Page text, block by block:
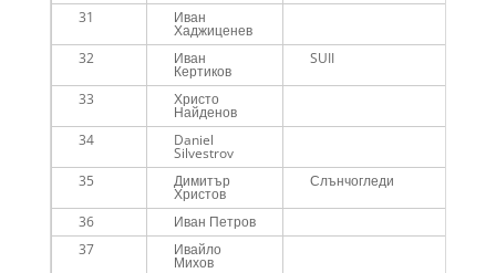
31 Иван
Хаджиценев
32
Иван
Кертиков
SUII
33 Христо
Найденов
34
Daniel
Silvestrov
35
Димитър
Христов
Слънчогледи
36
Иван Петров
37
Ивайло
Михов